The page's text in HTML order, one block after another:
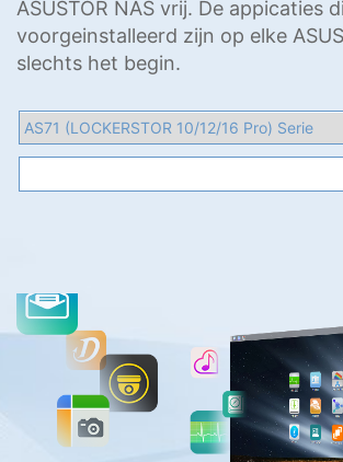
ASUSTOR NAS vrij. De appicaties
voorgeinstalleerd zijn op elke
slechts het begin.